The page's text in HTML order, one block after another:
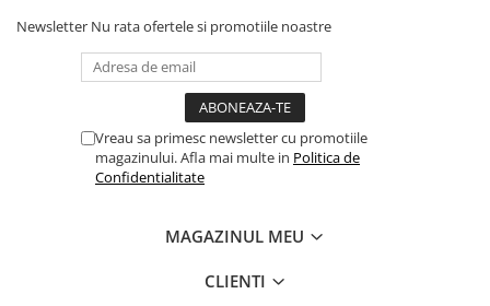
Newsletter Nu rata ofertele si promotiile noastre
Vreau sa primesc newsletter cu promotiile
magazinului. Afla mai multe in Politica de
Confidentialitate
MAGAZINUL MEU
CLIENTI